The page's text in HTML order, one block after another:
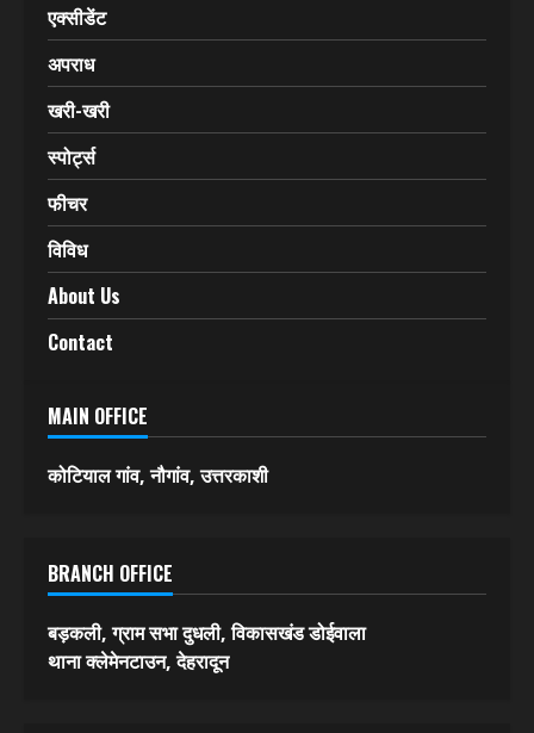
एक्सीडेंट
अपराध
खरी-खरी
स्पोर्ट्स
फीचर
विविध
About Us
Contact
MAIN OFFICE
कोटियाल गांव, नौगांव, उत्तरकाशी
BRANCH OFFICE
बड़कली, ग्राम सभा दुधली, विकासखंड डोईवाला
थाना क्लेमेनटाउन, देहरादून